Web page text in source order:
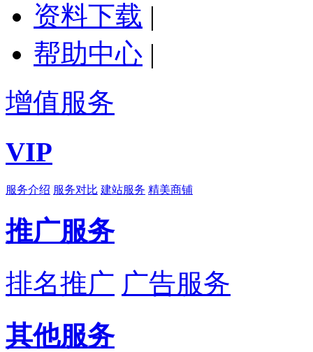
资料下载 |
帮助中心 |
增值服务
VIP
服务介绍 服务对比 建站服务 精美商铺
推广服务
排名推广 广告服务
其他服务